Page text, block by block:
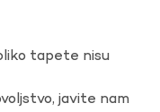
tapete nisu
javite nam